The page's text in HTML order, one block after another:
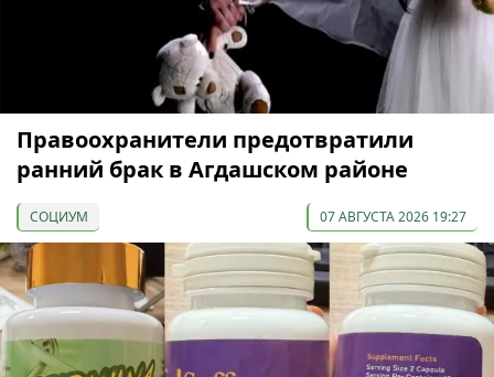
Правоохранители предотвратили
ранний брак в Агдашском районе
СОЦИУМ 07 АВГУСТА 2026 19:27